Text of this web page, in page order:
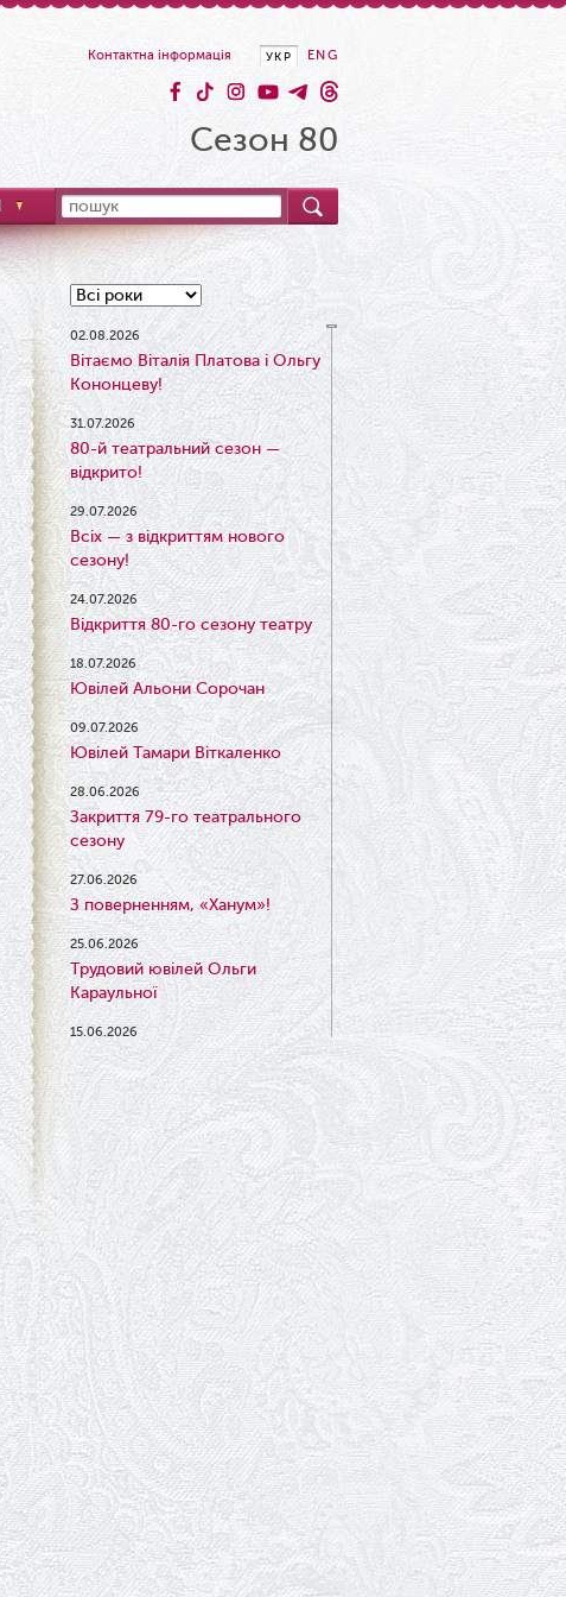
ENG
УКР
Контактна інформація
Сезон 80
02.08.2026
Вітаємо Віталія Платова і Ольгу
Кононцеву!
31.07.2026
80-й театральний сезон —
відкрито!
29.07.2026
Всіх — з відкриттям нового
сезону!
24.07.2026
Відкриття 80-го сезону театру
18.07.2026
Ювілей Альони Сорочан
09.07.2026
Ювілей Тамари Віткаленко
28.06.2026
Закриття 79-го театрального
сезону
27.06.2026
З поверненням, «Ханум»!
25.06.2026
Трудовий ювілей Ольги
Караульної
15.06.2026
Результати конкурсу
09.06.2026
Вітаємо Ірину Візіренко з
народженням дівчинки!
01.06.2026
Дякуємо за свято!
01.06.2026
Графік роботи каси 1 червня
31.05.2026
Ювілей Олени Редько
30.05.2026
Ювілей Станіслава Зайцева
28.05.2026
Вітаємо Олександра Кабакова
з прем'єрою!
19.05.2026
Ювілей Володимира
Кондратьєва